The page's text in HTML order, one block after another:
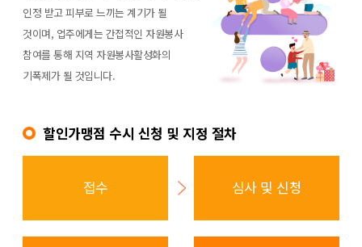
인정 받고 피부로 느끼는 계기가 될
것이며, 업주에게는 간접적인 자원봉사
참여를 통해 지역 자원봉사활성화의
기폭제가 될 것입니다.
할인가맹점 수시 신청 및 지정 절차
접수 심사 및 신청